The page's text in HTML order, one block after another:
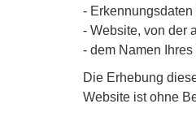
-
- Website, von der
- dem Namen
Die Erhebung
Website ist ohne